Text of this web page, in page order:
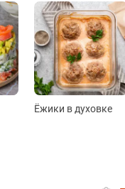
Ёжики в духовке